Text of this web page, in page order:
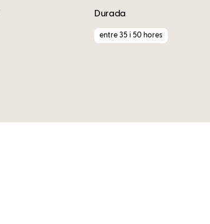
Durada
entre 35 i 50 hores